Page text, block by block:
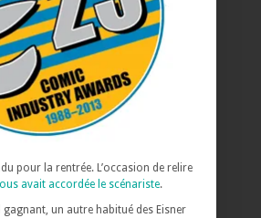
pour la rentrée. L’occasion de relire
avait accordée le scénariste.
gagnant, un autre habitué des Eisner